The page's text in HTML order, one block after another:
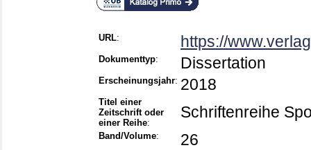
URL: https://
Dokumenttyp: Dissertation
Erscheinungsjahr: 2018
Titel einer
Zeitschrift oder
einer Reihe:
Schriftenreihe
Band/Volume: 26